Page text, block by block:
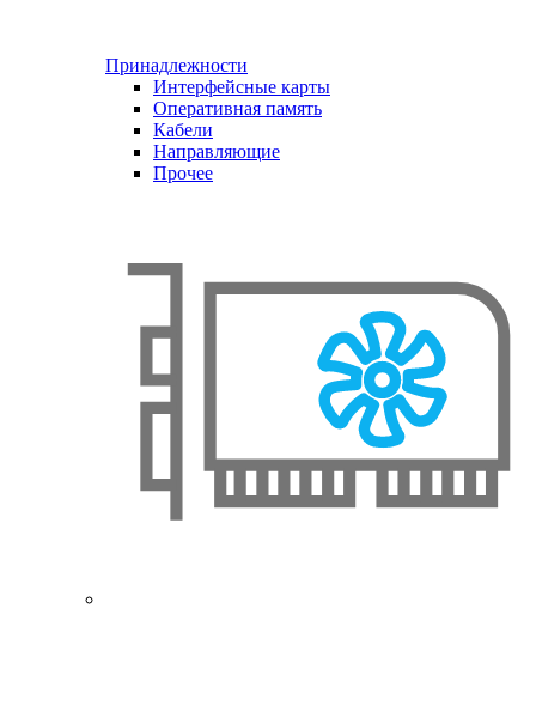
Принадлежности
Интерфейсные карты
Оперативная память
Кабели
Направляющие
Прочее